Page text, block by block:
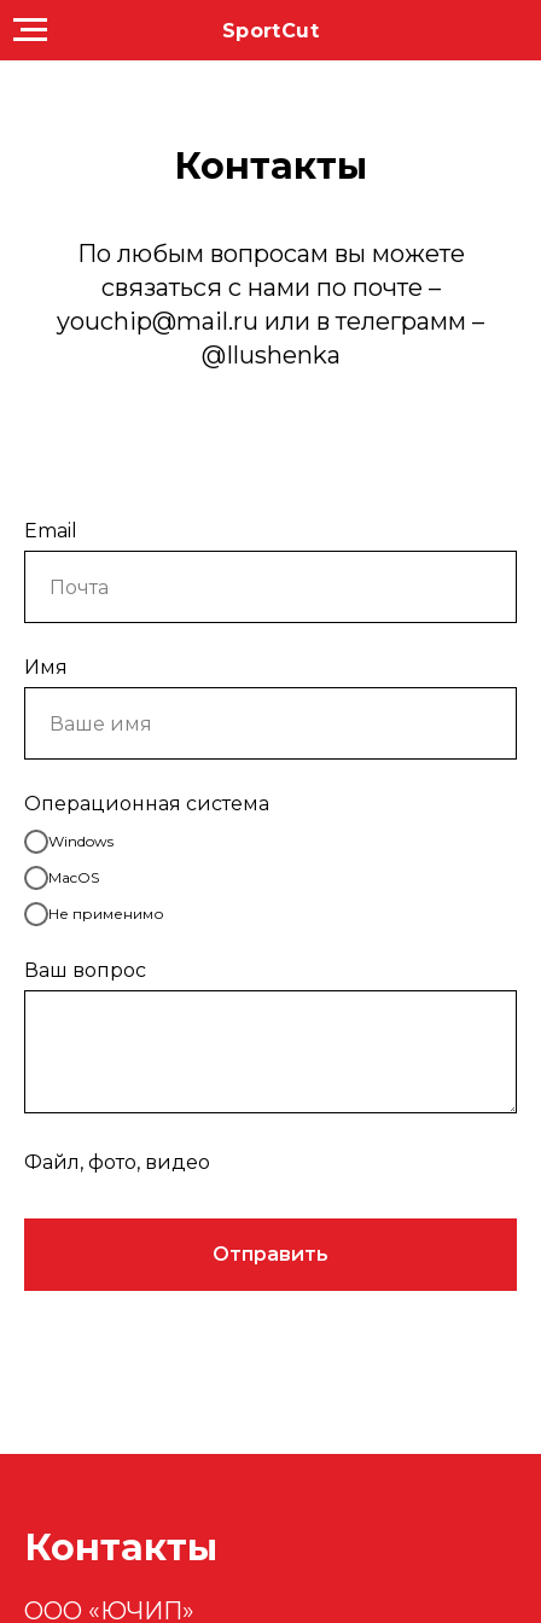
SportCut
Контакты
По любым вопросам вы можете
связаться с нами по почте –
youchip@mail.ru или в телеграмм –
@Ilushenka
Email
Имя
Операционная система
Windows
MacOS
Не применимо
Ваш вопрос
Файл, фото, видео
Отправить
Контакты
ООО «ЮЧИП»